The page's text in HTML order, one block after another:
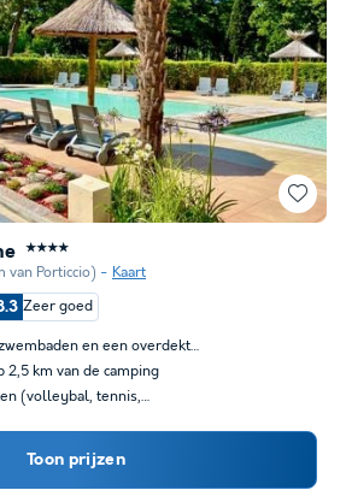
★★★★
van Porticcio) Kaart
Zeer goed
en een overdekt…
2,5 km van de camping
(volleybal, tennis,…
Toon prijzen